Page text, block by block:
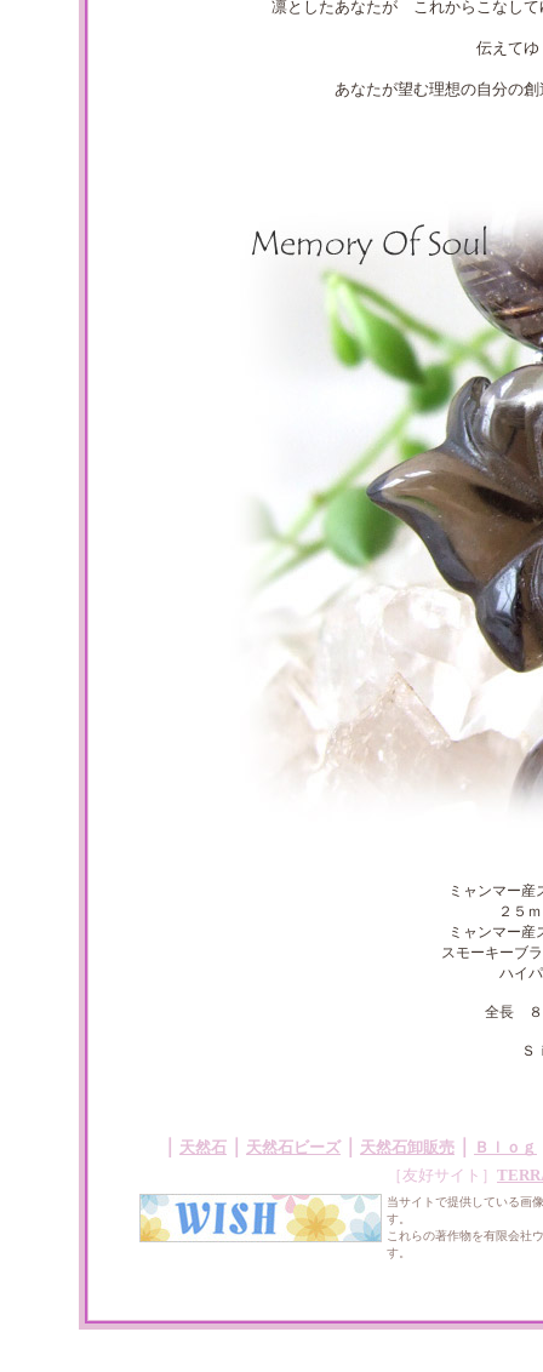
凛としたあなたが これからこなし
伝えて
あなたが望む理想の自分の
ミャンマー
２５
ミャンマー
スモーキーブ
ハイ
全長 ８
Ｓ
天然石 天然石ビーズ｜ 天然石卸販売 Ｂｌｏｇ
［友好サイト］
当サイトで提供している画
す。
これらの著作物を有限会社
す。